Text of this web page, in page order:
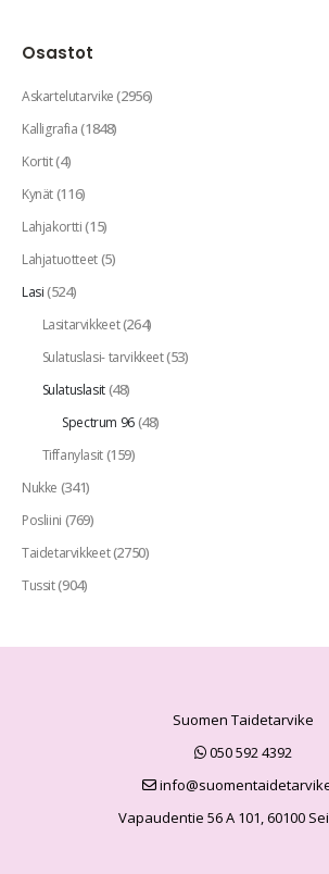
Osastot
Askartelutarvike(2956)
Kalligrafia(1848)
Kortit(4)
Kynät(116)
Lahjakortti(15)
Lahjatuotteet(5)
Lasi(524)
Lasitarvikkeet(264)
Sulatuslasi- tarvikkeet(53)
Sulatuslasit(48)
Spectrum 96(48)
Tiffanylasit(159)
Nukke (341)
Posliini (769)
Taidetarvikkeet(2750)
Tussit(904)
Suomen Taidetarvike
050 592 4392
Vapaudentie 56 A 101, 60100